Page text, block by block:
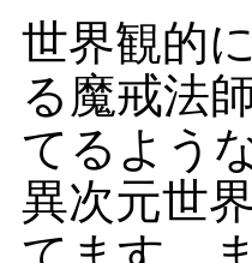
世界観的
る魔戒法
てるよう
異次元世